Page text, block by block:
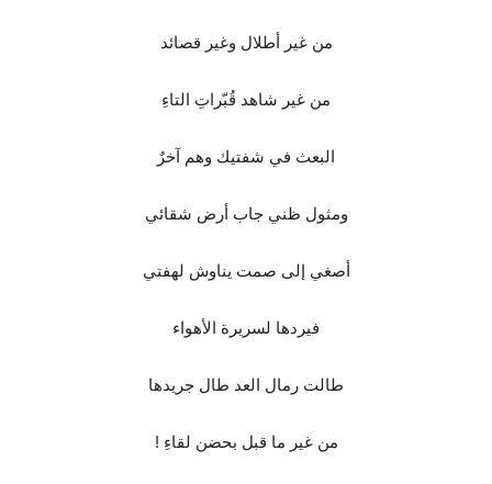
من غير أطلال وغير قصائد
من غير شاهد قُبّراتِ التاءِ
البعث في شفتيك وهم آخرٌ
ومثول ظني جاب أرض شقائي
أصغي إلى صمت يناوش لهفتي
فيردها لسريرة الأهواء
طالت رمال العد طال جريدها
من غير ما قبل بحضن لقاءِ !